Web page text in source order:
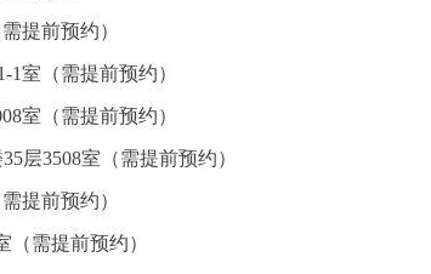
提前预约）
室（需提前预约）
室（需提前预约）
层3508室（需提前预约）
提前预约）
需提前预约）